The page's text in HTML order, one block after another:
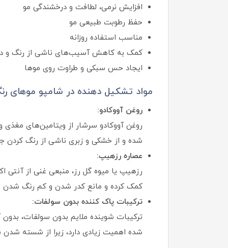
افزایش نرمی، لطافت و درخشندگی مو
حفظ رطوبت طبیعی مو
مناسب استفاده روزانه
کمک به کاهش آسیب‌های ناشی از رنگ و
ایجاد حس سبکی و طراوت روی موها
مواد تشکیل دهنده در شامپو موهای
روغن آووکادو:
روغن آووکادو سرشار از ویتامین‌های
شده و از خشکی و زبری ناشی از رنگ کردن
عصاره رزهیپ:
رزهیپ یا میوه گل رز، منبعی غنی از
کمک کرده و مانع کدر شدن و کم‌ رنگ
ترکیبات پاک کننده بدون سولفات:
ترکیبات شوینده ملایم بدون سولفات،
شده اهمیت زیادی دارد، زیرا از شسته